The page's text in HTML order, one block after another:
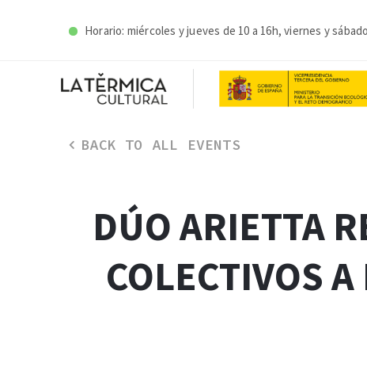
Horario: miércoles y jueves de 10 a 16h, viernes y
BACK TO ALL EVENTS
DÚO ARIETTA
COLECTIVOS